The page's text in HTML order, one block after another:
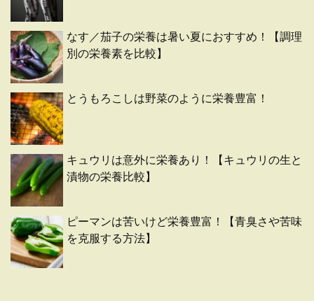
なす／茄子の栄養は暑い夏におすすめ！【調理
別の栄養素を比較】
とうもろこしは野菜のように栄養豊富！
キュウリは意外に栄養あり！【キュウリの生と
漬物の栄養比較】
ピーマンは苦いけど栄養豊富！【青臭さや苦味
を克服する方法】